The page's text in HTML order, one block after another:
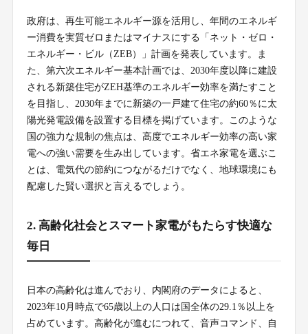
政府は、再生可能エネルギー源を活用し、年間のエネルギ
ー消費を実質ゼロまたはマイナスにする「ネット・ゼロ・
エネルギー・ビル（ZEB）」計画を発表しています。ま
た、第六次エネルギー基本計画では、2030年度以降に建設
される新築住宅がZEH基準のエネルギー効率を満たすこと
を目指し、2030年までに新築の一戸建て住宅の約60％に太
陽光発電設備を設置する目標を掲げています。このような
国の強力な規制の焦点は、高度でエネルギー効率の高い家
電への強い需要を生み出しています。省エネ家電を選ぶこ
とは、電気代の節約につながるだけでなく、地球環境にも
配慮した賢い選択と言えるでしょう。
2. 高齢化社会とスマート家電がもたらす快適な
毎日
日本の高齢化は進んでおり、内閣府のデータによると、
2023年10月時点で65歳以上の人口は国全体の29.1％以上を
占めています。高齢化が進むにつれて、音声コマンド、自